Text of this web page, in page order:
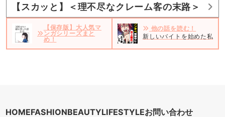
【スカッと】＜理不尽なクレーム客の末路＞
【保存版】大人気マ
ンガシリーズまと
め！
他の話を読む！
新しいバイトを始めた私。
HOMEFASHIONBEAUTYLIFESTYLEお問い合わせ